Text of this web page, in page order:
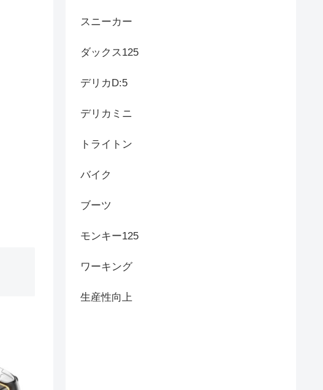
スニーカー
ダックス125
デリカD:5
デリカミニ
トライトン
バイク
ブーツ
モンキー125
ワーキング
生産性向上